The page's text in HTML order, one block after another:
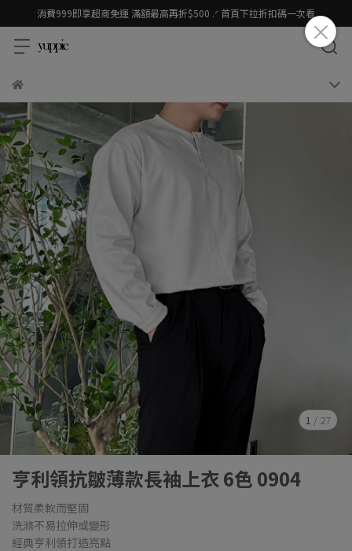
消費999即享超商免運 滿額最高再折$500 .ᐟ 首頁下拉折扣碼一次看
1 / 27
亨利領抗皺薄款長袖上衣 6色 0904
材質柔軟而堅固
洗滌不易拉伸或變形
經典亨利領打造亮點